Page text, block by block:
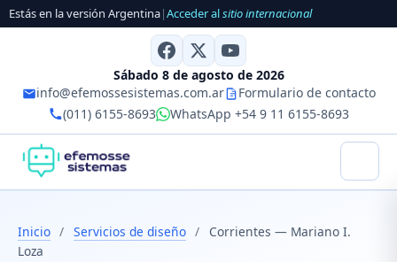
Estás en la versión Argentina|Acceder alsitio internacional
Sábado 8 de agosto de 2026
info@efemossesistemas.com.ar
Formulario de contacto
(011) 6155-8693
WhatsApp +54 9 11 6155-8693
Inicio / Servicios de diseño /
Corrientes — Mariano I.
Loza